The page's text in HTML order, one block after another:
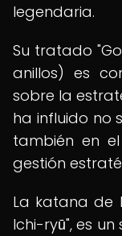
legendaria.
Su tratado
anillos) es
sobre la
ha influido no
también en
gestión
La katana de
Ichi-ryū", es